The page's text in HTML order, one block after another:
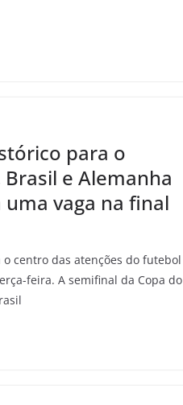
para o
e Alemanha
vaga na final
centro das atenções do futebol
feira. A semifinal da Copa do